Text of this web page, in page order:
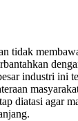
tidak
industri ini
diatasi agar